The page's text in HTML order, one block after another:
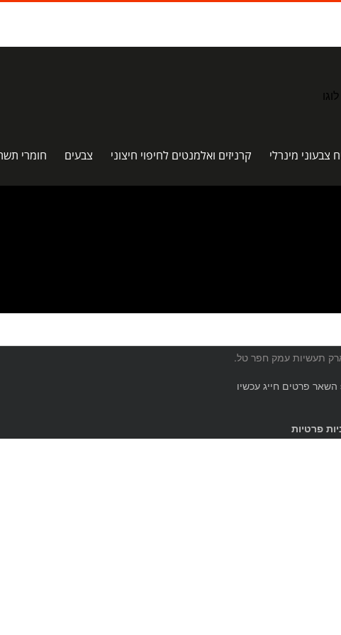
צבעוני מינרלי קרניזים ואלמנטים לחיפוי חיצוני צבעים חומרי
טל.
השאר פרטים חייג עכשיו
פרטיות